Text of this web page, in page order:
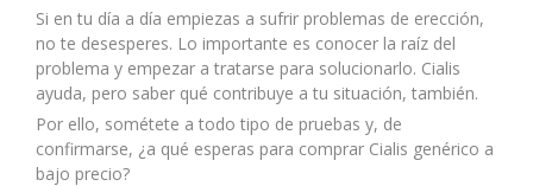
Si en tu día a día empiezas a sufrir problemas de erección,
no te desesperes. Lo importante es conocer la raíz del
problema y empezar a tratarse para solucionarlo. Cialis
ayuda, pero saber qué contribuye a tu situación, también.
Por ello, sométete a todo tipo de pruebas y, de
confirmarse, ¿a qué esperas para comprar Cialis genérico a
bajo precio?